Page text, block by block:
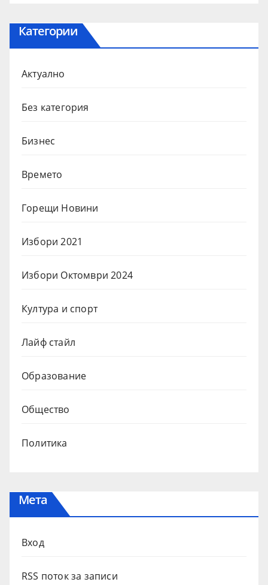
Категории
Актуално
Без категория
Бизнес
Времето
Горещи Новини
Избори 2021
Избори Октомври 2024
Култура и спорт
Лайф стайл
Образование
Общество
Политика
Мета
Вход
RSS поток за записи